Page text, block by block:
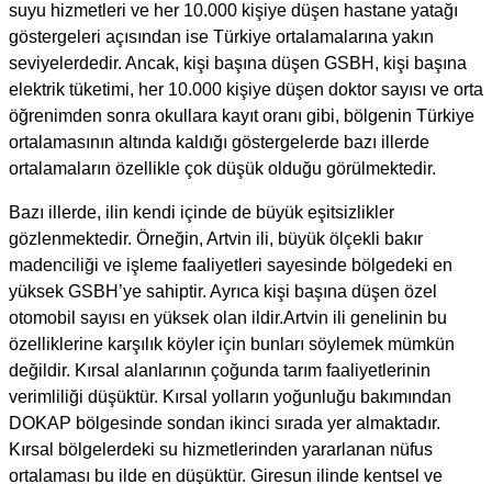
suyu hizmetleri ve her 10.000 kişiye düşen hastane yatağı
göstergeleri açısından ise Türkiye ortalamalarına yakın
seviyelerdedir. Ancak, kişi başına düşen GSBH, kişi başına
elektrik tüketimi, her 10.000 kişiye düşen doktor sayısı ve orta
öğrenimden sonra okullara kayıt oranı gibi, bölgenin Türkiye
ortalamasının altında kaldığı göstergelerde bazı illerde
ortalamaların özellikle çok düşük olduğu görülmektedir.
Bazı illerde, ilin kendi içinde de büyük eşitsizlikler
gözlenmektedir. Örneğin, Artvin ili, büyük ölçekli bakır
madenciliği ve işleme faaliyetleri sayesinde bölgedeki en
yüksek GSBH’ye sahiptir. Ayrıca kişi başına düşen özel
otomobil sayısı en yüksek olan ildir.Artvin ili genelinin bu
özelliklerine karşılık köyler için bunları söylemek mümkün
değildir. Kırsal alanlarının çoğunda tarım faaliyetlerinin
verimliliği düşüktür. Kırsal yolların yoğunluğu bakımından
DOKAP bölgesinde sondan ikinci sırada yer almaktadır.
Kırsal bölgelerdeki su hizmetlerinden yararlanan nüfus
ortalaması bu ilde en düşüktür. Giresun ilinde kentsel ve